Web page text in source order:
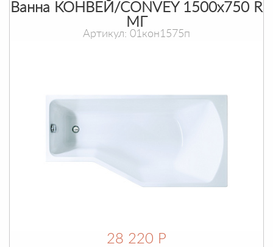
Ванна КОНВЕЙ/CONVEY 1500х750 R
МГ
Артикул: 01кон1575п
28 220 Р